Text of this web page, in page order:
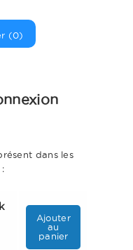
(0)
dans les
:
Ajouter
au
panier